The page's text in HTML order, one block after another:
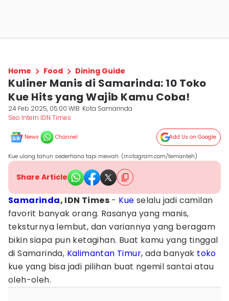
Home Food Dining Guide
Kuliner Manis di Samarinda: 10 Toko
Kue Hits yang Wajib Kamu Coba!
24 Feb 2025, 05:00 WIB Kota Samarinda
Seo Intern IDN Times
News Channel Add Us on Google
Kue ulang tahun sederhana tapi mewah. (instagram.com/temanteh)
Share Article
Samarinda, IDN Times - Kue selalu jadi camilan
favorit banyak orang. Rasanya yang manis,
teksturnya lembut, dan variannya yang beragam
bikin siapa pun ketagihan. Buat kamu yang tinggal
di Samarinda, Kalimantan Timur, ada banyak toko
kue yang bisa jadi pilihan buat ngemil santai atau
oleh-oleh.